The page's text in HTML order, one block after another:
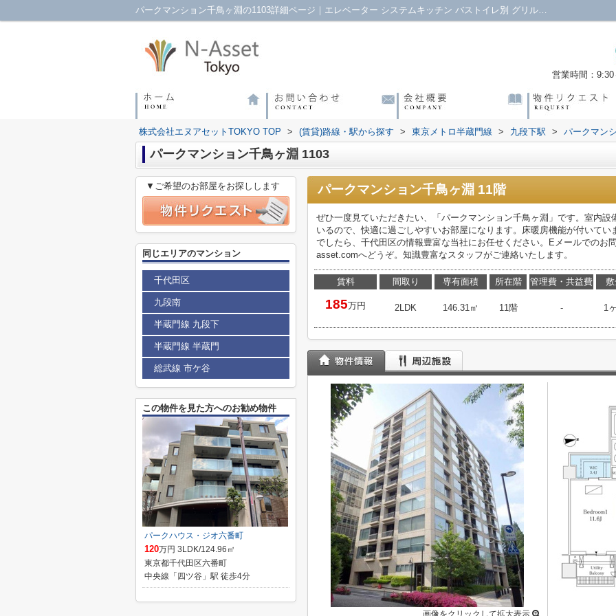
パークマンション千鳥ヶ淵の1103詳細ページ｜エレベーター システムキッチン バストイレ別 グリル付 フロントサービス｜港区の株式会社エヌアセットTOKYO
営業時間：9:30
株式会社エヌアセットTOKYO TOP > (賃貸)路線・駅から探す > 東京メトロ半蔵門線 > 九段下駅 > パークマン
パークマンション千鳥ヶ淵 1103
パークマンション千鳥ヶ淵 11階
ぜひ一度見ていただきたい、「パークマンション千鳥ヶ淵」です。室内
いるので、快適に過ごしやすいお部屋になります。床暖房機能が付いて
でしたら、千代田区の情報豊富な当社にお任せください。Eメールでのお
asset.comへどうぞ。知識豊富なスタッフがご連絡いたします。
賃料
185万円
間取り
2LDK
専有面積
146.31㎡
所在階
11階
管理費・共益費
- 1
画像をクリックして拡大表示
▼ご希望のお部屋をお探しします
同じエリアのマンション
千代田区
九段南
半蔵門線 九段下
半蔵門線 半蔵門
総武線 市ケ谷
この物件を見た方へのお勧め物件
パークハウス・ジオ六番町
120万円 3LDK/124.96㎡
東京都千代田区六番町
中央線「四ツ谷」駅 徒歩4分